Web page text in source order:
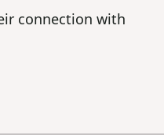
connection with